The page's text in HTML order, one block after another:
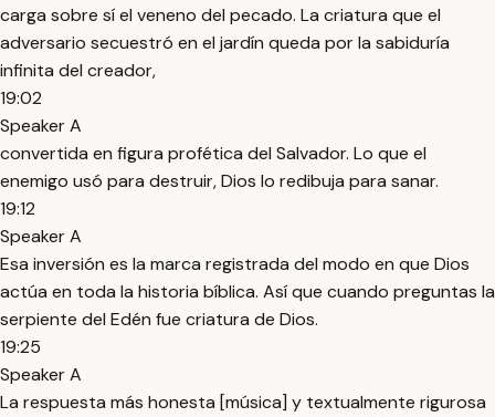
carga sobre sí el veneno del pecado. La criatura que el
adversario secuestró en el jardín queda por la sabiduría
infinita del creador,
19:02
Speaker A
convertida en figura profética del Salvador. Lo que el
enemigo usó para destruir, Dios lo redibuja para sanar.
19:12
Speaker A
Esa inversión es la marca registrada del modo en que Dios
actúa en toda la historia bíblica. Así que cuando preguntas la
serpiente del Edén fue criatura de Dios.
19:25
Speaker A
La respuesta más honesta [música] y textualmente rigurosa